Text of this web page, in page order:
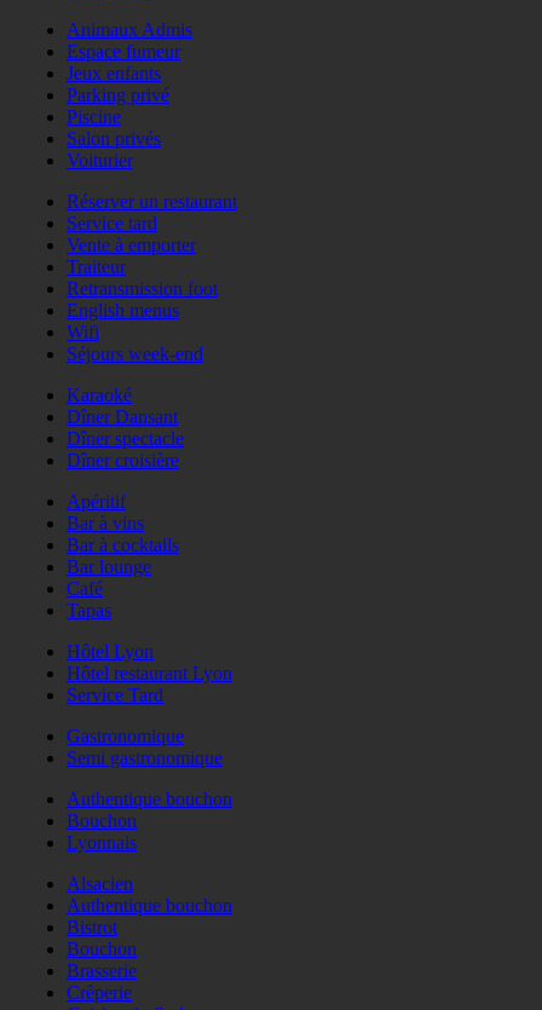
Animaux Admis
Espace fumeur
Jeux enfants
Parking privé
Piscine
Salon privés
Voiturier
Réserver un restaurant
Service tard
Vente à emporter
Traiteur
Retransmission foot
English menus
Wifi
Séjours week-end
Karaoké
Dîner Dansant
Dîner spectacle
Dîner croisière
Apéritif
Bar à vins
Bar à cocktails
Bar lounge
Café
Tapas
Hôtel Lyon
Hôtel restaurant Lyon
Service Tard
Gastronomique
Semi gastronomique
Authentique bouchon
Bouchon
Lyonnais
Alsacien
Authentique bouchon
Bistrot
Bouchon
Brasserie
Crêperie